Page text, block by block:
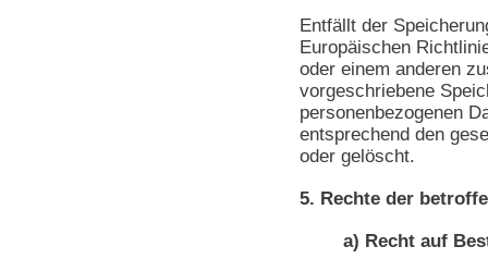
Entfällt der
Europäischen
oder einem anderen
vorgeschriebene
personenbezogenen
entsprechend den
oder gelöscht.
5. Rechte der
a) Recht auf